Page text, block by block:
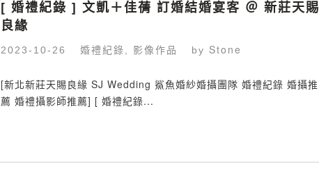
[ 婚禮紀錄 ] 文凱＋佳蒨 訂婚結婚宴客 ＠ 新莊天賜
良緣
2023-10-26 婚禮紀錄, 影像作品 by Stone
[新北新莊天賜良緣 SJ Wedding 鯊魚婚紗婚攝團隊 婚禮紀錄 婚攝推
薦 婚禮攝影師推薦] [ 婚禮紀錄...